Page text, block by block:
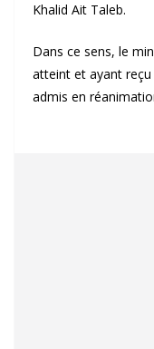
Khalid Ait Taleb.
Dans ce sens, le
atteint et ayant reçu
admis en